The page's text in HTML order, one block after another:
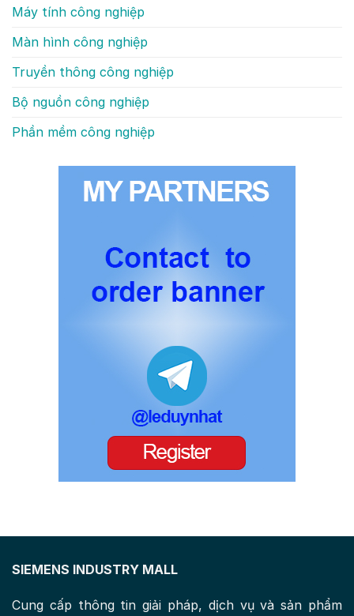
Máy tính công nghiệp
Màn hình công nghiệp
Truyền thông công nghiệp
Bộ nguồn công nghiệp
Phần mềm công nghiệp
SIEMENS INDUSTRY MALL
Cung cấp thông tin giải pháp, dịch vụ và sản phẩm